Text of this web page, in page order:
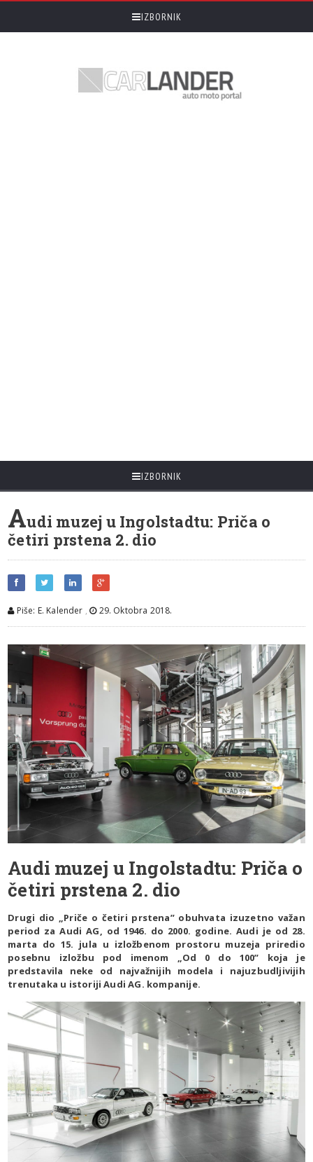
IZBORNIK
IZBORNIK
Audi muzej u Ingolstadtu: Priča o
četiri prstena 2. dio
Piše: E. Kalender , 29. Oktobra 2018.
Audi muzej u Ingolstadtu: Priča o
četiri prstena 2. dio
Drugi dio „Priče o četiri prstena” obuhvata izuzetno važan
period za Audi AG, od 1946. do 2000. godine. Audi je od 28.
marta do 15. jula u izložbenom prostoru muzeja priredio
posebnu izložbu pod imenom „Od 0 do 100” koja je
predstavila neke od najvažnijih modela i najuzbudljivijih
trenutaka u istoriji Audi AG. kompanije.